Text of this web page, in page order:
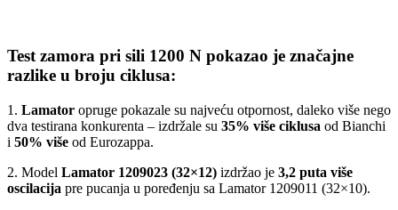
Test zamora pri sili 1200 N pokazao je značajne
razlike u broju ciklusa:
1. Lamator opruge pokazale su najveću otpornost, daleko više nego
dva testirana konkurenta – izdržale su 35% više ciklusa od Bianchi
i 50% više od Eurozappa.
2. Model Lamator 1209023 (32×12) izdržao je 3,2 puta više
oscilacija pre pucanja u poređenju sa Lamator 1209011 (32×10).